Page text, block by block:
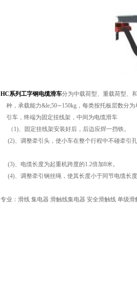
HC系列工字钢电缆滑车分为中载荷型、重载荷型、
种，承载能力&le;50∽150kg，每类按托板层数分
引车，终端为固定挂线架，中间为电缆滑车
（1)、固定挂线架安装好后，后边应焊一挡铁。
(2)、调整牵引头，使小车在整个行程中不碰牵引孔
(3)、电缆长度为起重机跨度的1.2倍加8米。
(4)、调整牵引钢丝绳，使其长度小于同节电缆长
专业：滑线 集电器 滑触线集电器 安全滑触线 单级